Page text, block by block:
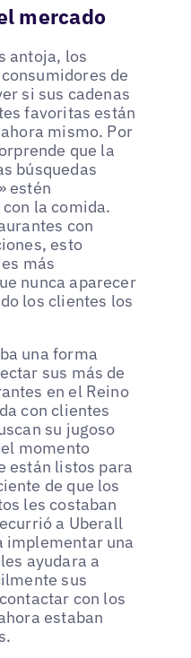
mercado
antoja, los
de
si sus cadenas
favoritas están
mismo. Por
que la
búsquedas
estén
la comida.
con
esto
más
nunca aparecer
los clientes los
una forma
sus más de
en el Reino
con clientes
su jugoso
momento
están listos para
de que los
les costaban
a Uberall
implementar una
ayudara a
sus
con los
estaban